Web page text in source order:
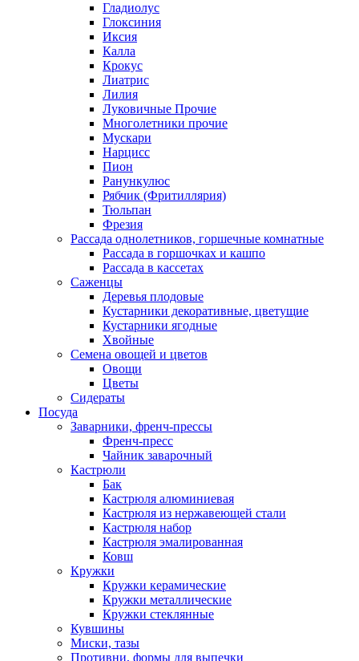
Гладиолус
Глоксиния
Иксия
Калла
Крокус
Лиатрис
Лилия
Луковичные Прочие
Многолетники прочие
Мускари
Нарцисс
Пион
Ранункулюс
Рябчик (Фритиллярия)
Тюльпан
Фрезия
Рассада однолетников, горшечные комнатные
Рассада в горшочках и кашпо
Рассада в кассетах
Саженцы
Деревья плодовые
Кустарники декоративные, цветущие
Кустарники ягодные
Хвойные
Семена овощей и цветов
Овощи
Цветы
Сидераты
Посуда
Заварники, френч-прессы
Френч-пресс
Чайник заварочный
Кастрюли
Бак
Кастрюля алюминиевая
Кастрюля из нержавеющей стали
Кастрюля набор
Кастрюля эмалированная
Ковш
Кружки
Кружки керамические
Кружки металлические
Кружки стеклянные
Кувшины
Миски, тазы
Противни, формы для выпечки